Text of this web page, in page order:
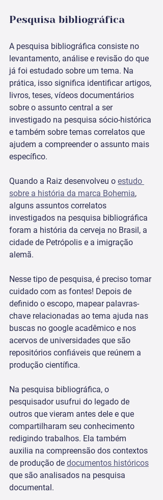
Pesquisa bibliográfica
A pesquisa bibliográfica consiste no
levantamento, análise e revisão do que
já foi estudado sobre um tema. Na
prática, isso significa identificar artigos,
livros, teses, vídeos documentários
sobre o assunto central a ser
investigado na pesquisa sócio-histórica
e também sobre temas correlatos que
ajudem a compreender o assunto mais
específico.
Quando a Raiz desenvolveu o estudo
sobre a história da marca Bohemia,
alguns assuntos correlatos
investigados na pesquisa bibliográfica
foram a história da cerveja no Brasil, a
cidade de Petrópolis e a imigração
alemã.
Nesse tipo de pesquisa, é preciso tomar
cuidado com as fontes! Depois de
definido o escopo, mapear palavras-
chave relacionadas ao tema ajuda nas
buscas no google acadêmico e nos
acervos de universidades que são
repositórios confiáveis que reúnem a
produção científica.
Na pesquisa bibliográfica, o
pesquisador usufrui do legado de
outros que vieram antes dele e que
compartilharam seu conhecimento
redigindo trabalhos. Ela também
auxilia na compreensão dos contextos
de produção de documentos históricos
que são analisados na pesquisa
documental.